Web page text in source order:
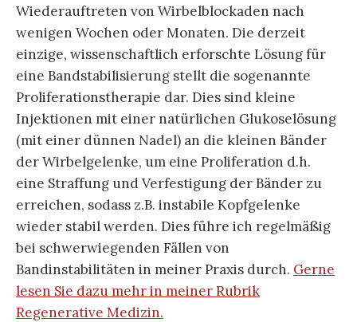
Wiederauftreten von Wirbelblockaden nach
wenigen Wochen oder Monaten. Die derzeit
einzige, wissenschaftlich erforschte Lösung für
eine Bandstabilisierung stellt die sogenannte
Proliferationstherapie dar. Dies sind kleine
Injektionen mit einer natürlichen Glukoselösung
(mit einer dünnen Nadel) an die kleinen Bänder
der Wirbelgelenke, um eine Proliferation d.h.
eine Straffung und Verfestigung der Bänder zu
erreichen, sodass z.B. instabile Kopfgelenke
wieder stabil werden. Dies führe ich regelmäßig
bei schwerwiegenden Fällen von
Bandinstabilitäten in meiner Praxis durch. Gerne
lesen Sie dazu mehr in meiner Rubrik
Regenerative Medizin.